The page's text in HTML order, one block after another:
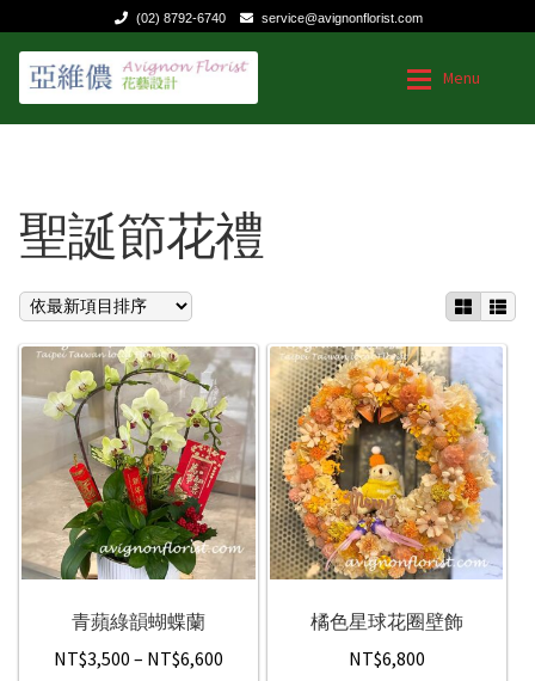
(02) 8792-6740 service@avignonflorist.com
跳
至
導
跳
至
主
容
Menu
用途和節日
生日|結婚週年紀念
祝福慰問
商業花禮
特殊節日
男生的禮物
用途和節日
聯絡我們
聖誕節花禮
青蘋綠韻蝴蝶蘭
NT$3,500 – NT$6,600Price
橘色星球花圈壁飾
NT$6,800